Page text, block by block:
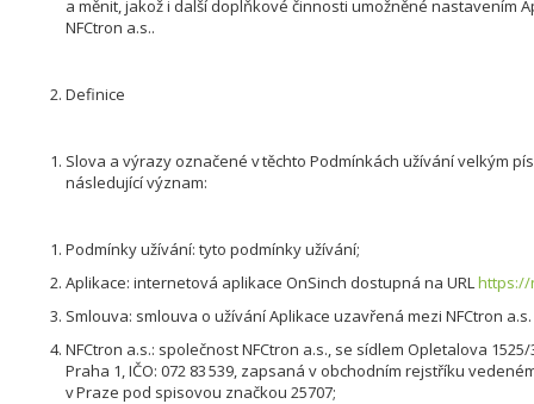
a měnit, jakož i další doplňkové činnosti umožněné nastavením
NFCtron a.s..
Definice
Slova a výrazy označené v těchto Podmínkách užívání velkým
následující význam:
Podmínky užívání: tyto podmínky užívání;
Aplikace: internetová aplikace OnSinch dostupná na URLhttps://
Smlouva: smlouva o užívání Aplikace uzavřená mezi NFCtron
NFCtron a.s.: společnost NFCtron a.s., se sídlem Opletalova
Praha 1, IČO: 072 83 539, zapsaná v obchodním rejstříku
v Praze pod spisovou značkou 25707;